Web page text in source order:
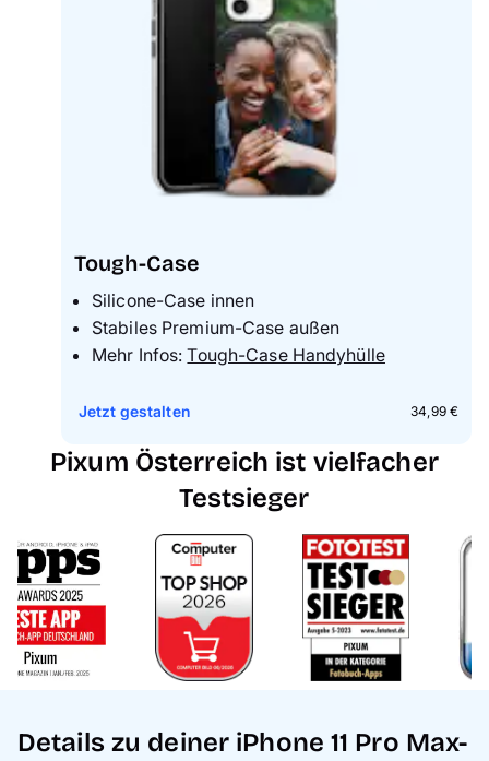
Tough-Case
Silicone-Case innen
Stabiles Premium-Case außen
Mehr Infos:Tough-Case Handyhülle
34,99 €
Jetzt gestalten
Pixum Österreich ist vielfacher
Testsieger
Details zu deiner iPhone 11 Pro Max-